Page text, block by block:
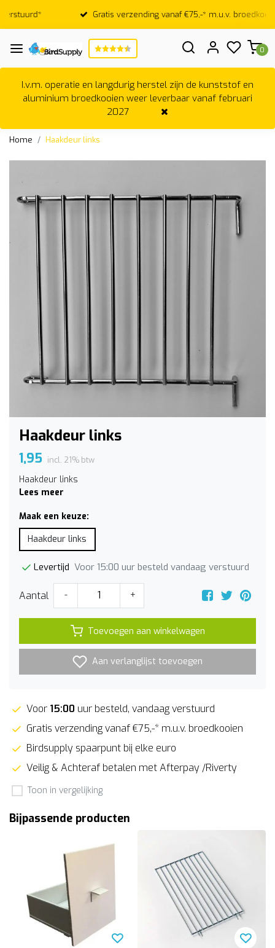
Gratis verzending vanaf €75,-* m.u.v. broedkooien
0
I.v.m. operatie en langdurig herstel zijn de kunststof en
aluminium broedkooien weer leverbaar vanaf februari
2027
Home Haakdeur links
Haakdeur links
1,95 incl. 21% btw
Haakdeur links
Lees meer
Maak een keuze:
Haakdeur links
Levertijd Voor 15:00 uur besteld vandaag verstuurd
Aantal - +
Toevoegen aan winkelwagen
Aan verlanglijst toevoegen
Voor 15:00 uur besteld, vandaag verstuurd
Gratis verzending vanaf €75,-* m.u.v. broedkooien
Birdsupply spaarpunt bij elke euro
Veilig & Achteraf betalen met Afterpay /Riverty
Toon in vergelijking
Bijpassende producten